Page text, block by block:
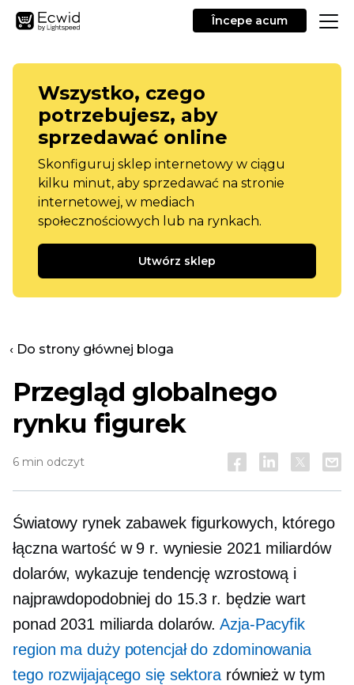
Începe acum
Wszystko, czego
potrzebujesz, aby
sprzedawać online
Skonfiguruj sklep internetowy w ciągu
kilku minut, aby sprzedawać na stronie
internetowej, w mediach
społecznościowych lub na rynkach.
Utwórz sklep
‹ Do strony głównej bloga
Przegląd globalnego
rynku figurek
6 min odczyt
Światowy rynek zabawek figurkowych, którego
łączna wartość w 9 r. wyniesie 2021 miliardów
dolarów, wykazuje tendencję wzrostową i
najprawdopodobniej do 15.3 r. będzie wart
ponad 2031 miliarda dolarów.Azja-Pacyfik
region ma duży potencjał do zdominowania
tego rozwijającego się sektora również w tym